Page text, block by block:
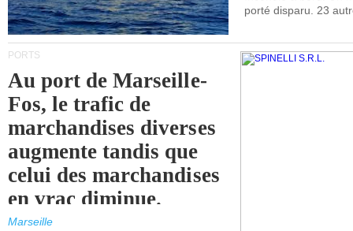
porté disparu. 23
PORTS
Au port de Marseille-
Fos, le trafic de
marchandises diverses
augmente tandis que
celui des marchandises
en vrac diminue.
Marseille